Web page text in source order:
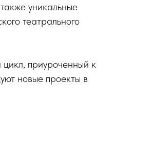
уникальные
театрального
приуроченный к
новые проекты в